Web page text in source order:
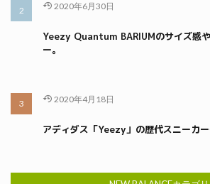
2020年6月30日
Yeezy Quantum BARIUMのサイズ感
ー。
2020年4月18日
アディダス「Yeezy」の歴代スニーカ